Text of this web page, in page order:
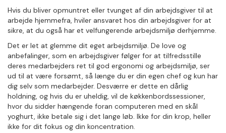
Hvis du bliver opmuntret eller tvunget af din arbejdsgiver til at
arbejde hjemmefra, hviler ansvaret hos din arbejdsgiver for at
sikre, at du også har et velfungerende arbejdsmiljø derhjemme.
Det er let at glemme dit eget arbejdsmiljø. De love og
anbefalinger, som en arbejdsgiver følger for at tilfredsstille
deres medarbejders ret til god ergonomi og arbejdsmiljø, ser
ud til at være forsømt, så længe du er din egen chef og kun har
dig selv som medarbejder. Desværre er dette en dårlig
holdning, og hvis du er uheldig, vil de køkkenbordssessioner,
hvor du sidder hængende foran computeren med en skål
yoghurt, ikke betale sig i det lange løb. Ikke for din krop, heller
ikke for dit fokus og din koncentration.